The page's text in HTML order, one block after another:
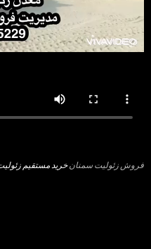
فروش زئولیت سمنانخرید مستقیم